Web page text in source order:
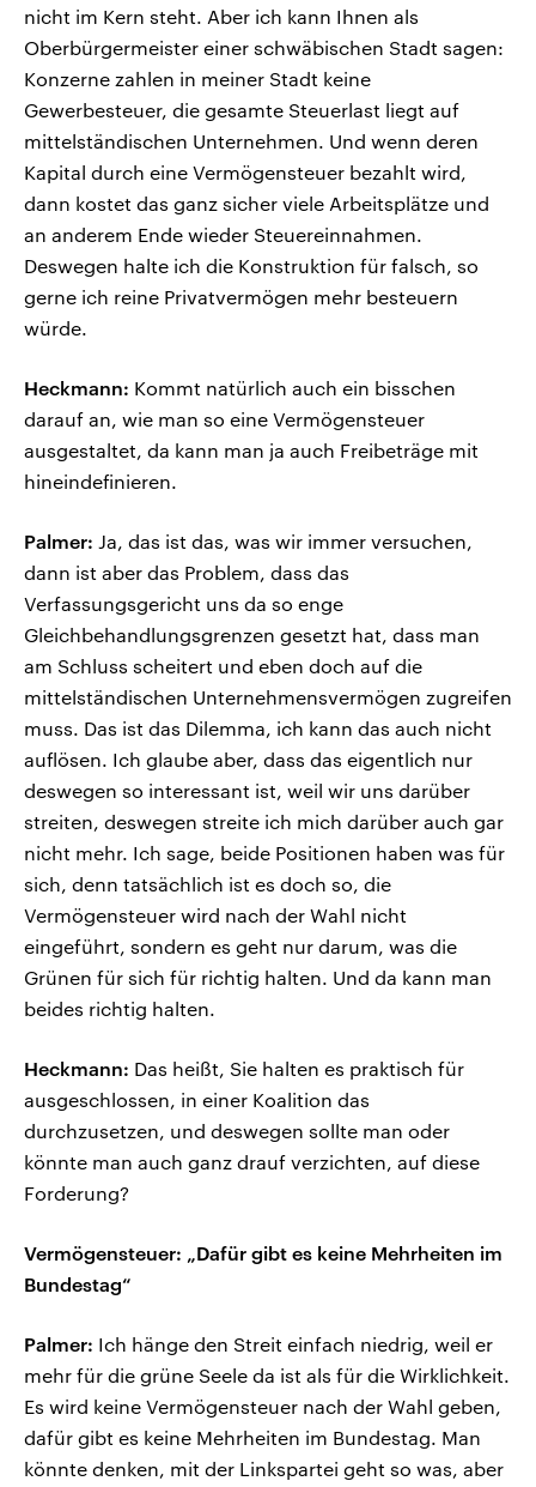
nicht im Kern steht. Aber ich kann Ihnen als
Oberbürgermeister einer schwäbischen Stadt sagen:
Konzerne zahlen in meiner Stadt keine
Gewerbesteuer, die gesamte Steuerlast liegt auf
mittelständischen Unternehmen. Und wenn deren
Kapital durch eine Vermögensteuer bezahlt wird,
dann kostet das ganz sicher viele Arbeitsplätze und
an anderem Ende wieder Steuereinnahmen.
Deswegen halte ich die Konstruktion für falsch, so
gerne ich reine Privatvermögen mehr besteuern
würde.
Heckmann: Kommt natürlich auch ein bisschen
darauf an, wie man so eine Vermögensteuer
ausgestaltet, da kann man ja auch Freibeträge mit
hineindefinieren.
Palmer: Ja, das ist das, was wir immer versuchen,
dann ist aber das Problem, dass das
Verfassungsgericht uns da so enge
Gleichbehandlungsgrenzen gesetzt hat, dass man
am Schluss scheitert und eben doch auf die
mittelständischen Unternehmensvermögen zugreifen
muss. Das ist das Dilemma, ich kann das auch nicht
auflösen. Ich glaube aber, dass das eigentlich nur
deswegen so interessant ist, weil wir uns darüber
streiten, deswegen streite ich mich darüber auch gar
nicht mehr. Ich sage, beide Positionen haben was für
sich, denn tatsächlich ist es doch so, die
Vermögensteuer wird nach der Wahl nicht
eingeführt, sondern es geht nur darum, was die
Grünen für sich für richtig halten. Und da kann man
beides richtig halten.
Heckmann: Das heißt, Sie halten es praktisch für
ausgeschlossen, in einer Koalition das
durchzusetzen, und deswegen sollte man oder
könnte man auch ganz drauf verzichten, auf diese
Forderung?
Vermögensteuer: „Dafür gibt es keine Mehrheiten im
Bundestag“
Palmer: Ich hänge den Streit einfach niedrig, weil er
mehr für die grüne Seele da ist als für die Wirklichkeit.
Es wird keine Vermögensteuer nach der Wahl geben,
dafür gibt es keine Mehrheiten im Bundestag. Man
könnte denken, mit der Linkspartei geht so was, aber